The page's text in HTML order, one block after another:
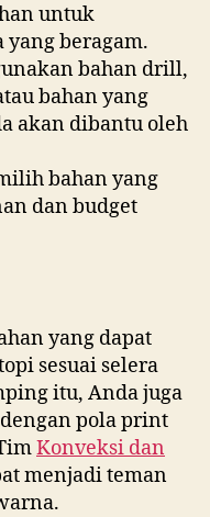
untuk
yang beragam.
bahan drill,
bahan yang
akan dibantu oleh
bahan yang
dan budget
yang dapat
sesuai selera
itu, Anda juga
pola print
Konveksi dan
menjadi teman